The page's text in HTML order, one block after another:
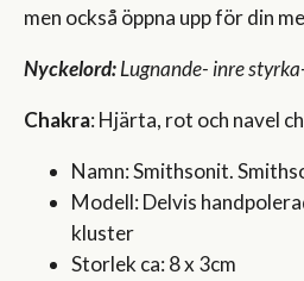
men också öppna upp för din
Nyckelord:Lugnande- inre
Chakra: Hjärta, rot och navel
Namn: Smithsonit.
Modell: Delvis
kluster
Storlek ca: 8 x 3cm